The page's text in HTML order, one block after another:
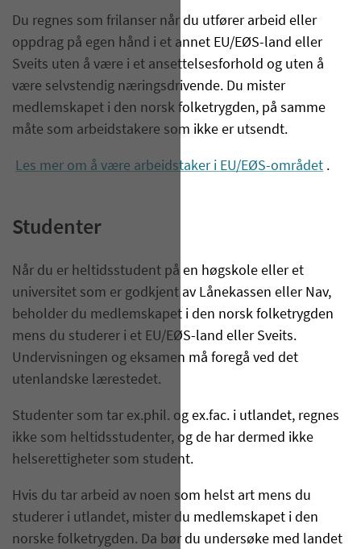
Du regnes som frilanser når du utfører arbeid eller
oppdrag på egen hånd i et annet EU/EØS-land eller
Sveits uten å være i et ansettelsesforhold og uten å
være selvstendig næringsdrivende. Du mister
medlemskapet i den norsk folketrygden, på samme
måte som arbeidstakere som ikke er utsendt.
Les mer om å være arbeidstaker i EU/EØS-området .
Studenter
​Når du er heltidsstudent på en høgskole eller et
universitet som er godkjent av Lånekassen eller Nav,
beholder du medlemskapet i den norsk folketrygden
mens du studerer i et EU/EØS-land eller Sveits.
Undervisningen og eksamen må foregå ved det
utenlandske lærestedet.
Studenter som tar ex.phil. og ex.fac. i utlandet, regnes
ikke som heltidsstudenter, og de har dermed ikke
helserettigheter som student.
Hvis du tar arbeid av noen som helst art mens du
studerer i utlandet, mister du medlemskapet i den
norske folketrygden. Da bør du undersøke med landet